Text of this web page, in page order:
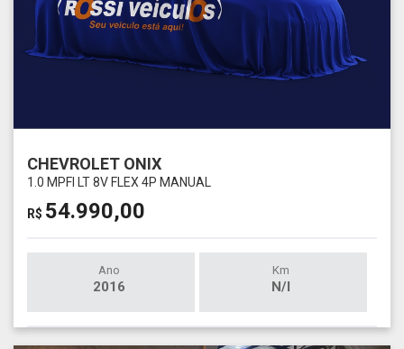
CHEVROLET ONIX
1.0 MPFI LT 8V FLEX 4P MANUAL
R$ 54.990,00
Ano
2016
Km
N/I